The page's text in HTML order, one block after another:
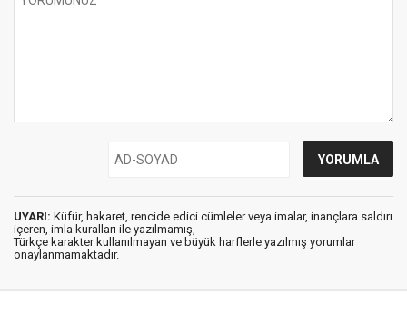
UYARI: Küfür, hakaret, rencide edici cümleler veya imalar, inançlara saldırı
içeren, imla kuralları ile yazılmamış,
Türkçe karakter kullanılmayan ve büyük harflerle yazılmış yorumlar
onaylanmamaktadır.